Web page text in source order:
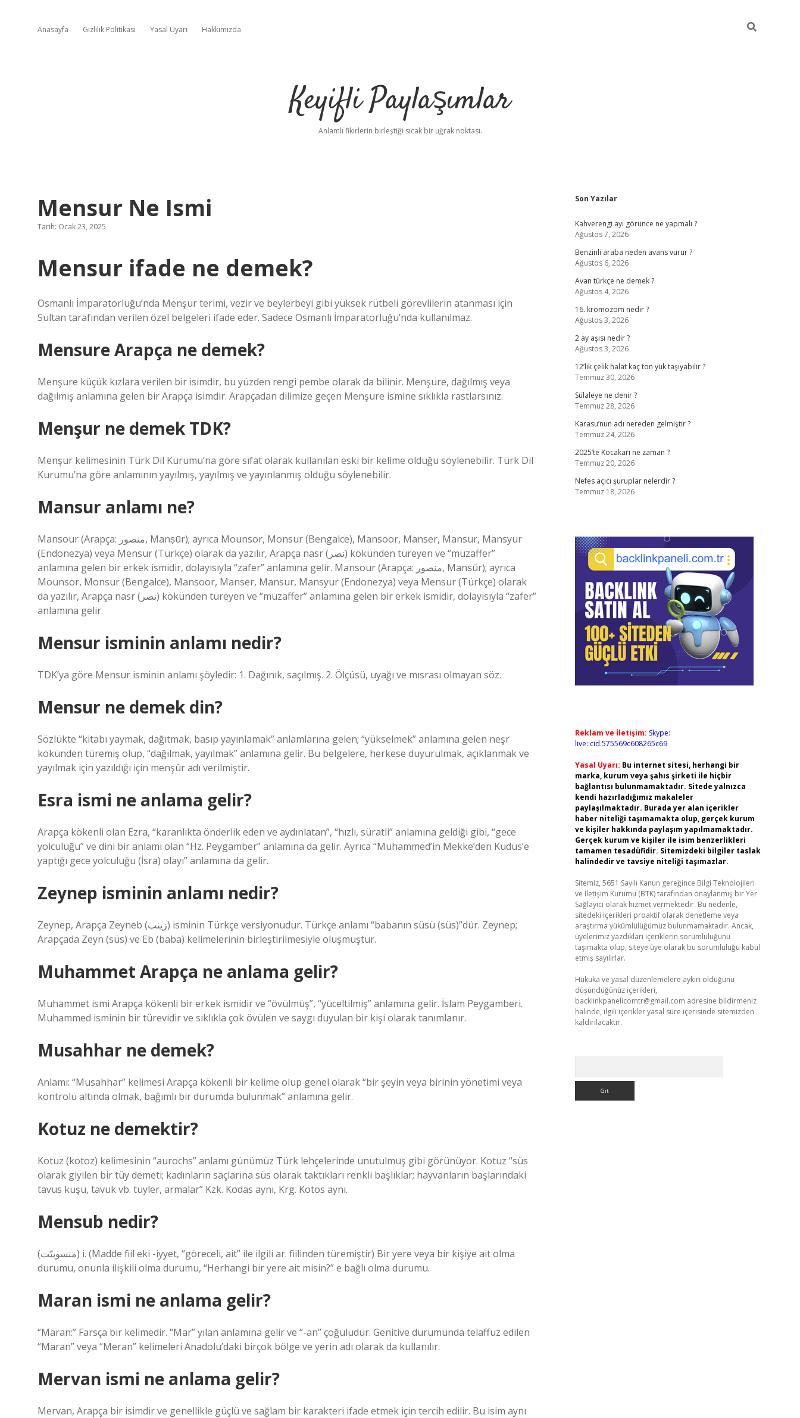
Anasayfa Gizlilik Politikası Yasal Uyarı Hakkımızda
Keyifli Paylaşımlar
Anlamlı fikirlerin birleştiği sıcak bir uğrak noktası.
Mensur Ne Ismi
Tarih: Ocak 23, 2025
Mensur ifade ne demek?
Osmanlı İmparatorluğu’nda Menşur terimi, vezir ve beylerbeyi gibi yüksek rütbeli görevlilerin atanması için
Sultan tarafından verilen özel belgeleri ifade eder. Sadece Osmanlı İmparatorluğu’nda kullanılmaz.
Mensure Arapça ne demek?
Menşure küçük kızlara verilen bir isimdir, bu yüzden rengi pembe olarak da bilinir. Menşure, dağılmış veya
dağılmış anlamına gelen bir Arapça isimdir. Arapçadan dilimize geçen Menşure ismine sıklıkla rastlarsınız.
Menşur ne demek TDK?
Menşur kelimesinin Türk Dil Kurumu’na göre sıfat olarak kullanılan eski bir kelime olduğu söylenebilir. Türk Dil
Kurumu’na göre anlamının yayılmış, yayılmış ve yayınlanmış olduğu söylenebilir.
Mansur anlamı ne?
Mansour (Arapça: منصور, Manṣūr); ayrıca Mounsor, Monsur (Bengalce), Mansoor, Manser, Mansur, Mansyur
(Endonezya) veya Mensur (Türkçe) olarak da yazılır, Arapça nasr (نصر) kökünden türeyen ve “muzaffer”
anlamına gelen bir erkek ismidir, dolayısıyla “zafer” anlamına gelir. Mansour (Arapça: منصور, Manṣūr); ayrıca
Mounsor, Monsur (Bengalce), Mansoor, Manser, Mansur, Mansyur (Endonezya) veya Mensur (Türkçe) olarak
da yazılır, Arapça nasr (نصر) kökünden türeyen ve “muzaffer” anlamına gelen bir erkek ismidir, dolayısıyla “zafer”
anlamına gelir.
Mensur isminin anlamı nedir?
TDK’ya göre Mensur isminin anlamı şöyledir: 1. Dağınık, saçılmış. 2. Ölçüsü, uyağı ve mısrası olmayan söz.
Mensur ne demek din?
Sözlükte “kitabı yaymak, dağıtmak, basıp yayınlamak” anlamlarına gelen; “yükselmek” anlamına gelen neşr
kökünden türemiş olup, “dağılmak, yayılmak” anlamına gelir. Bu belgelere, herkese duyurulmak, açıklanmak ve
yayılmak için yazıldığı için menşûr adı verilmiştir.
Esra ismi ne anlama gelir?
Arapça kökenli olan Ezra, “karanlıkta önderlik eden ve aydınlatan”, “hızlı, süratli” anlamına geldiği gibi, “gece
yolculuğu” ve dini bir anlamı olan “Hz. Peygamber” anlamına da gelir. Ayrıca “Muhammed’in Mekke’den Kudüs’e
yaptığı gece yolculuğu (İsra) olayı” anlamına da gelir.
Zeynep isminin anlamı nedir?
Zeynep, Arapça Zeyneb (زينب) isminin Türkçe versiyonudur. Türkçe anlamı “babanın süsü (süs)”dür. Zeynep;
Arapçada Zeyn (süs) ve Eb (baba) kelimelerinin birleştirilmesiyle oluşmuştur.
Muhammet Arapça ne anlama gelir?
Muhammet ismi Arapça kökenli bir erkek ismidir ve “övülmüş”, “yüceltilmiş” anlamına gelir. İslam Peygamberi.
Muhammed isminin bir türevidir ve sıklıkla çok övülen ve saygı duyulan bir kişi olarak tanımlanır.
Musahhar ne demek?
Anlamı: “Musahhar” kelimesi Arapça kökenli bir kelime olup genel olarak “bir şeyin veya birinin yönetimi veya
kontrolü altında olmak, bağımlı bir durumda bulunmak” anlamına gelir.
Kotuz ne demektir?
Kotuz (kotoz) kelimesinin “aurochs” anlamı günümüz Türk lehçelerinde unutulmuş gibi görünüyor. Kotuz “süs
olarak giyilen bir tüy demeti; kadınların saçlarına süs olarak taktıkları renkli başlıklar; hayvanların başlarındaki
tavus kuşu, tavuk vb. tüyler, armalar” Kzk. Kodas aynı, Krg. Kotos aynı.
Mensub nedir?
(ﻣﻨﺴﻮﺑﻴّﺖ) i. (Madde fiil eki -iyyet, “göreceli, ait” ile ilgili ar. fiilinden türemiştir) Bir yere veya bir kişiye ait olma
durumu, onunla ilişkili olma durumu, “Herhangi bir yere ait misin?” e bağlı olma durumu.
Maran ismi ne anlama gelir?
“Maran:” Farsça bir kelimedir. “Mar” yılan anlamına gelir ve “-an” çoğuludur. Genitive durumunda telaffuz edilen
“Maran” veya “Meran” kelimeleri Anadolu’daki birçok bölge ve yerin adı olarak da kullanılır.
Mervan ismi ne anlama gelir?
Mervan, Arapça bir isimdir ve genellikle güçlü ve sağlam bir karakteri ifade etmek için tercih edilir. Bu isim aynı
Sidebar
Son Yazılar
Kahverengi ayı görünce ne yapmalı ?
Ağustos 7, 2026
Benzinli araba neden avans vurur ?
Ağustos 6, 2026
Avan türkçe ne demek ?
Ağustos 4, 2026
16. kromozom nedir ?
Ağustos 3, 2026
2 ay aşısı nedir ?
Ağustos 3, 2026
12’lik çelik halat kaç ton yük taşıyabilir ?
Temmuz 30, 2026
Sülaleye ne denir ?
Temmuz 28, 2026
Karasu’nun adı nereden gelmiştir ?
Temmuz 24, 2026
2025’te Kocakarı ne zaman ?
Temmuz 20, 2026
Nefes açıcı şuruplar nelerdir ?
Temmuz 18, 2026
Reklam ve İletişim: Skype:
live:.cid.575569c608265c69
Yasal Uyarı: Bu internet sitesi, herhangi bir
marka, kurum veya şahıs şirketi ile hiçbir
bağlantısı bulunmamaktadır. Sitede yalnızca
kendi hazırladığımız makaleler
paylaşılmaktadır. Burada yer alan içerikler
haber niteliği taşımamakta olup, gerçek kurum
ve kişiler hakkında paylaşım yapılmamaktadır.
Gerçek kurum ve kişiler ile isim benzerlikleri
tamamen tesadüfidir. Sitemizdeki bilgiler taslak
halindedir ve tavsiye niteliği taşımazlar.
Sitemiz, 5651 Sayılı Kanun gereğince Bilgi Teknolojileri
ve İletişim Kurumu (BTK) tarafından onaylanmış bir Yer
Sağlayıcı olarak hizmet vermektedir. Bu nedenle,
sitedeki içerikleri proaktif olarak denetleme veya
araştırma yükümlülüğümüz bulunmamaktadır. Ancak,
üyelerimiz yazdıkları içeriklerin sorumluluğunu
taşımakta olup, siteye üye olarak bu sorumluluğu kabul
etmiş sayılırlar.
Hukuka ve yasal düzenlemelere aykırı olduğunu
düşündüğünüz içerikleri,
backlinkpanelicomtr@gmail.com adresine bildirmeniz
halinde, ilgili içerikler yasal süre içerisinde sitemizden
kaldırılacaktır.